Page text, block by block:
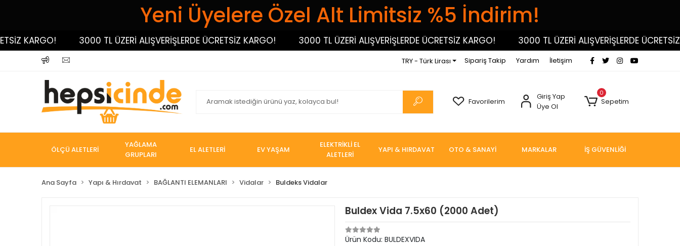
Yeni Üyelere Özel Alt Limitsiz %5 İndirim!
KARGO! 3000 TL ÜZERİ ALIŞVERİŞLERDE ÜCRETSİZ KARGO! 3000 TL ÜZERİ ALIŞVERİŞLERDE ÜCRETSİZ KARGO! 3000 TL ÜZERİ ALIŞVERİŞLERDE ÜCRETSİZ
TRY - Türk Lirası Sipariş Takip Yardım İletişim
Favorilerim
Giriş Yap
Üye Ol
0
Sepetim
ÖLÇÜ ALETLERİ
YAĞLAMA
GRUPLARI
EL ALETLERİ EV YAŞAM
ELEKTRİKLİ EL
ALETLERİ
YAPI & HIRDAVAT OTO & SANAYİ MARKALAR İŞ GÜVENLİĞİ
Ana Sayfa Yapı & Hırdavat BAĞLANTI ELEMANLARI Vidalar Buldeks Vidalar
Buldex Vida 7.5x60 (2000 Adet)
Ürün Kodu: BULDEXVIDA